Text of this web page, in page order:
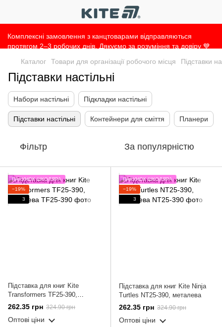
Комплексні замовлення з канцтоварами відправляються
протягом 2–3 робочих днів. Дякуємо за розуміння та довіру 💙
Каталог
Товари для організації робочого місця Підставки
Підставки настільні
Набори настільні Підкладки настільні
Підставки настільні Контейнери для сміття Планери
Фільтр За популярністю
ПАКУНОК ШКОЛЯРА
−19%
3
Підставка для книг Kite
Transformers TF25-390,
металева
262.35 грн 324.90 грн
Оптові ціни
ПАКУНОК ШКОЛЯРА
−19%
3
Підставка для книг Kite Ninja
Turtles NT25-390, металева
262.35 грн 324.90 грн
Оптові ціни